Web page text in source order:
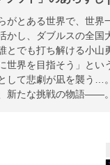
がとある世界で、世
かし、ダブルスの全
とでも打ち解ける小
世界を目指そう」と
して悲劇が凪を襲う…
新たな挑戦の物語――。